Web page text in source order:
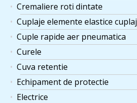
Cremaliere roti dintate
Cuplaje elemente elastice cuplaj
Cuple rapide aer pneumatica
Curele
Cuva retentie
Echipament de protectie
Electrice